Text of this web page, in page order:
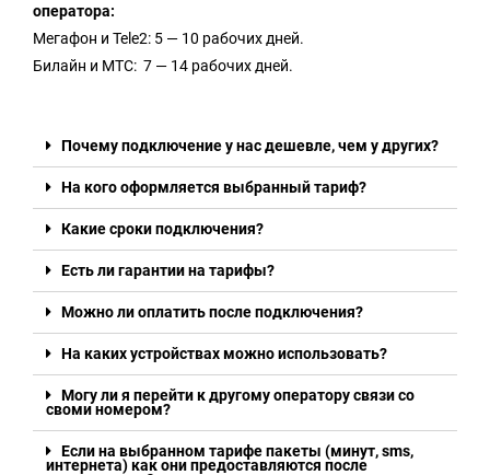
оператора:
Мегафон и Tele2: 5 — 10 рабочих дней.
Билайн и МТС: 7 — 14 рабочих дней.
Почему подключение у нас дешевле, чем у других?
На кого оформляется выбранный тариф?
Какие сроки подключения?
Есть ли гарантии на тарифы?
Можно ли оплатить после подключения?
На каких устройствах можно использовать?
Могу ли я перейти к другому оператору связи со
своми номером?
Если на выбранном тарифе пакеты (минут, sms,
интернета) как они предоставляются после